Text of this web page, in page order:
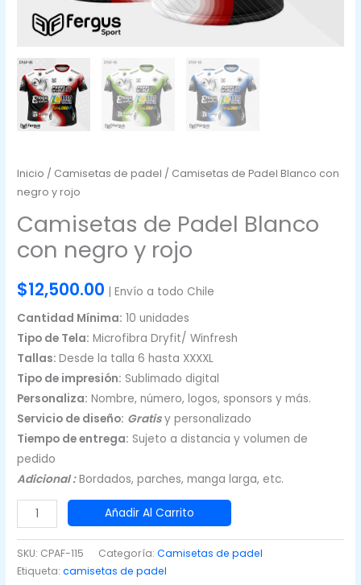
Inicio / Camisetas de padel / Camisetas de Padel Blanco con
negro y rojo
Camisetas de Padel Blanco
con negro y rojo
$12,500.00 | Envío a todo Chile
Cantidad Mínima: 10 unidades
Tipo de Tela: Microfibra Dryfit/ Winfresh
Tallas:Desde la talla 6 hasta XXXXL
Tipo de impresión: Sublimado digital
Personaliza: Nombre, número, logos, sponsors y más.
Servicio de diseño: Gratisy personalizado
Tiempo de entrega: Sujeto a distancia y volumen de
pedido
Adicional :Bordados, parches, manga larga, etc.
Camisetas
de
Padel
Blanco
Añadir Al Carrito
SKU: CPAF-115 Categoría:Camisetas de padel
Etiqueta:camisetas de padel